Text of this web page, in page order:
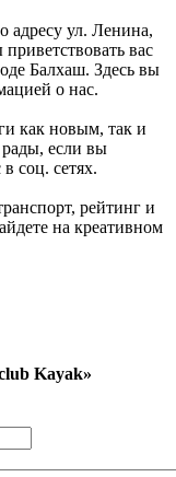
адресу ул. Ленина,
вас
Балхаш. Здесь вы
о нас.
как новым, так и
если вы
соц. сетях.
рейтинг и
на креативном
Kayak»